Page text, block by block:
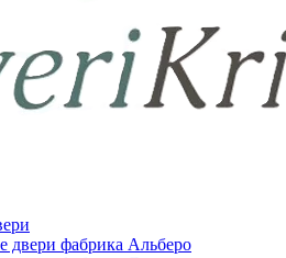
двери фабрика Альберо